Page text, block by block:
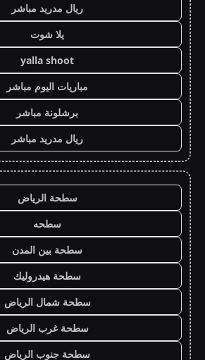
ريال مدريد مباشر
يلا شوت
yalla shoot
مباريات اليوم مباشر
برشلونة مباشر
ريال مدريد مباشر
سطحة الرياض
سطحه
سطحة بين المدن
سطحة هيدروليك
سطحة شمال الرياض
سطحة غرب الرياض
سطحة جنوب الرياض